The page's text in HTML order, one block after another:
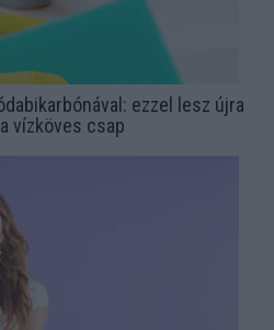
ezzel lesz újra
vízköves csap